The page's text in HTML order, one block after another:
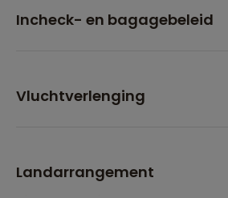
Incheck- en bagagebeleid
Vluchtverlenging
Landarrangement